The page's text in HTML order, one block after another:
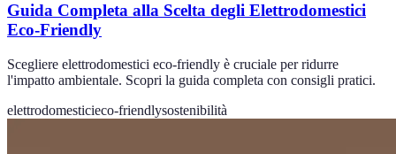
Guida Completa alla Scelta degli Elettrodomestici
Eco-Friendly
Scegliere elettrodomestici eco-friendly è cruciale per ridurre
l'impatto ambientale. Scopri la guida completa con consigli pratici.
elettrodomesticieco-friendlysostenibilità